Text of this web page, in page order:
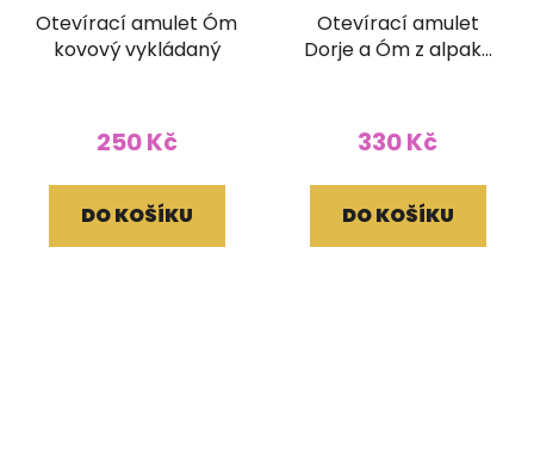
Otevírací amulet Óm
kovový vykládaný
250 Kč
DO KOŠÍKU
Otevírací amulet
Dorje a Óm z alpaky
330 Kč
DO KOŠÍKU